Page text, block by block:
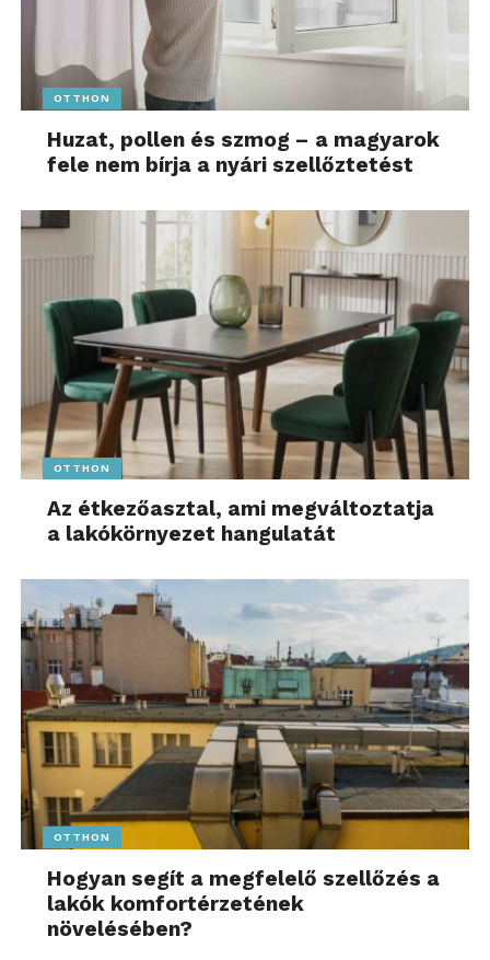
OTTHON
Huzat, pollen és szmog – a magyarok
fele nem bírja a nyári szellőztetést
OTTHON
Az étkezőasztal, ami megváltoztatja
a lakókörnyezet hangulatát
OTTHON
Hogyan segít a megfelelő szellőzés a
lakók komfortérzetének
növelésében?